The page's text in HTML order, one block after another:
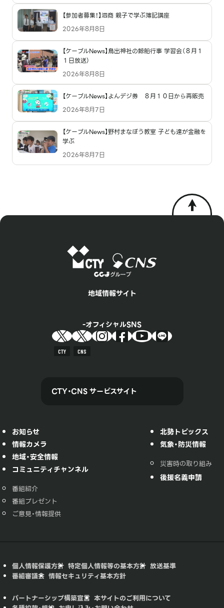
【参加者募集！】泗商 親子で学ぶ簿記講座
2026年8月8日
【ケーブルNews】鳥出神社の鯨船行事 学習会（８月１
１日放送）
2026年8月8日
【ケーブルNews】よんデジ券 ８月１０日から再販売
2026年8月7日
【ケーブルNews】野村まなぼう教室 子ども達が金融を
学ぶ
2026年8月7日
地域情報サイト
オフィシャルSNS
CTY CNS
CTY・CNS サービスサイト
お知らせ
情報カメラ
地域・安全情報
コミュニティチャンネル
番組紹介
番組プレゼント
ご意見・情報提供
北勢トピックス
気象・防災情報
災害時の取り組み
後援名義申請
個人情報保護方針 特定個人情報等の基本方針 放送基準
番組審議会 情報セキュリティ基本方針
パートナーシップ構築宣言 本サイトのご利用について